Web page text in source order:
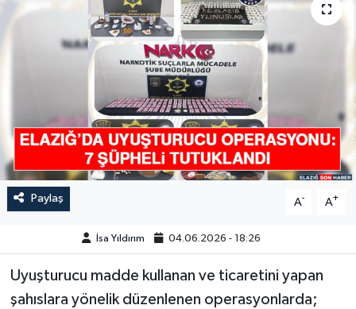
Paylaş A- A+
İsa Yıldırım 04.06.2026 - 18:26
Uyuşturucu madde kullanan ve ticaretini yapan
şahıslara yönelik düzenlenen operasyonlarda;
GÜNDEM
HABERDE İNSAN
MAGAZİN
MEDYA
ÖZEL HABER
POLİTİKA
SAĞLIK